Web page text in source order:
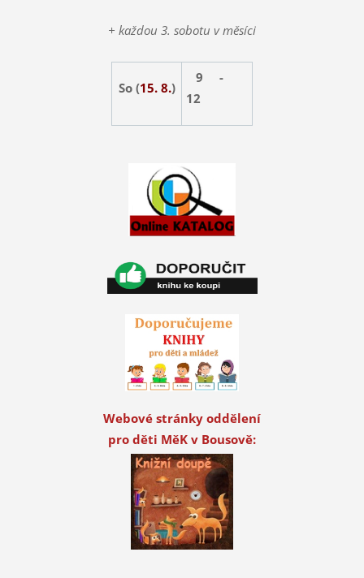
+ každou 3. sobotu v měsíci
So (15. 8.)
9 -
12
Webové stránky oddělení
pro děti MěK v Bousově: